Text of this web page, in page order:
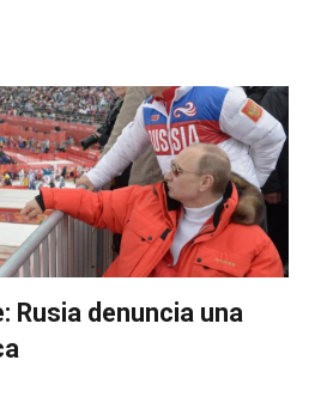
Rusia denuncia una